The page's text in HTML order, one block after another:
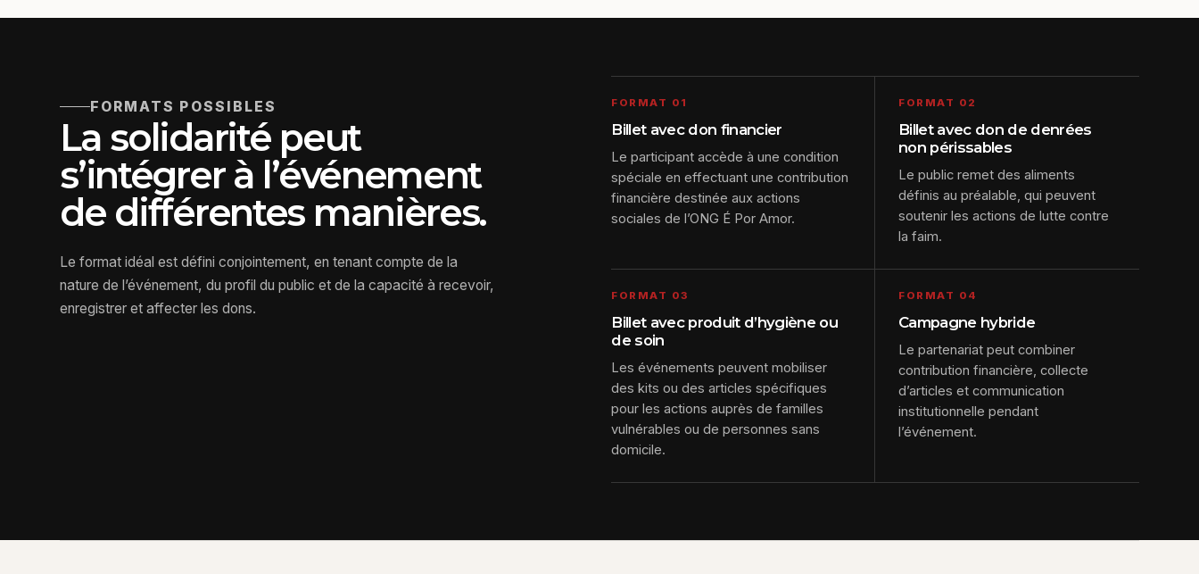
FORMATS POSSIBLES
La solidarité peut
s’intégrer à l’événement
de différentes manières.
Le format idéal est défini conjointement, en tenant compte de la
nature de l’événement, du profil du public et de la capacité à recevoir,
enregistrer et affecter les dons.
FORMAT 01
Billet avec don financier
Le participant accède à une condition
spéciale en effectuant une contribution
financière destinée aux actions
sociales de l’ONG É Por Amor.
FORMAT 02
Billet avec don de denrées
non périssables
Le public remet des aliments
définis au préalable, qui peuvent
soutenir les actions de lutte contre
la faim.
FORMAT 03
Billet avec produit d’hygiène ou
de soin
Les événements peuvent mobiliser
des kits ou des articles spécifiques
pour les actions auprès de familles
vulnérables ou de personnes sans
domicile.
FORMAT 04
Campagne hybride
Le partenariat peut combiner
contribution financière, collecte
d’articles et communication
institutionnelle pendant
l’événement.